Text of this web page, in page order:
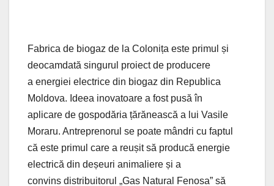
Fabrica de biogaz de la Colonița este primul și
deocamdată singurul proiect de producere
a energiei electrice din biogaz din Republica
Moldova. Ideea inovatoare a fost pusă în
aplicare de gospodăria țărănească a lui Vasile
Moraru. Antreprenorul se poate mândri cu faptul
că este primul care a reușit să producă energie
electrică din deșeuri animaliere și a
convins distribuitorul „Gas Natural Fenosa” să